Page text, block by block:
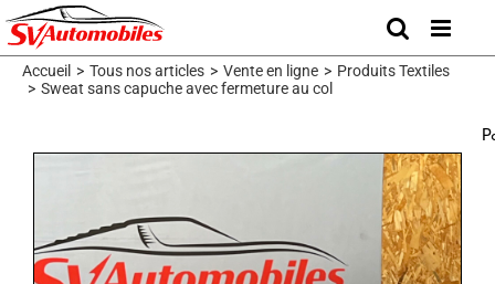
Skip
to
content
Accueil > Tous nos articles > Vente en ligne > Produits Textiles
> Sweat sans capuche avec fermeture au col